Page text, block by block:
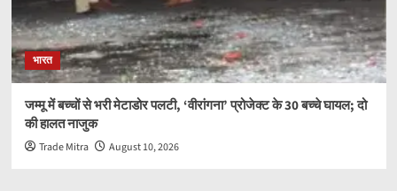
भारत
जम्मू में बच्चों से भरी मेटाडोर पलटी, ‘वीरांगना’ प्रोजेक्ट के 30 बच्चे घायल; दो
की हालत नाजुक
Trade Mitra August 10, 2026